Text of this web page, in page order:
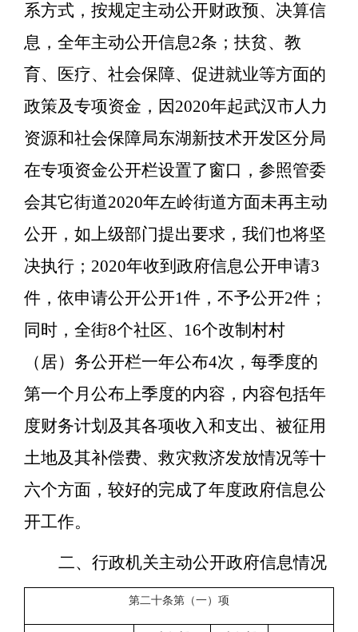
系方式，按规定主动公开财政预、决算信
息 ， 全年主动公开信息2条 ；扶贫、教
育、医疗、社会保障、促进就业等方面的
政策及专项资金，因2020年起武汉市人力
资源和社会保障局东湖新技术开发区分局
在专项资金公开栏设置了窗口，参照管委
会其它街道2020年左岭街道方面未再主动
公开，如上级部门提出要求，我们也将坚
决执行； 2020年收到政府信息公开申请3
件，依申请公开公开1件，不予公开2件；
同时，全街8个社区、 16个改制村村
（居）务公开栏一年公布4次，每季度的
第一个月公布上季度的内容，内容包括年
度财务计划及其各项收入和支出、被征用
土地及其补偿费、救灾救济发放情况等十
六个方面 ， 较好的完成了年度政府信息公
开工作。
二、行政机关主动公开政府信息情况
第二十条第（一）项